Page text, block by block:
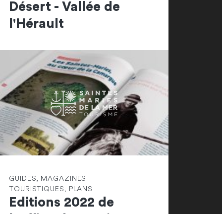
Désert - Vallée de
l'Hérault
GUIDES, MAGAZINES
TOURISTIQUES, PLANS
Editions 2022 de